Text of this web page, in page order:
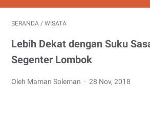
BERANDA / WISATA
Lebih Dekat dengan Suku
Segenter Lombok
Oleh Maman Soleman 28 Nov, 2018